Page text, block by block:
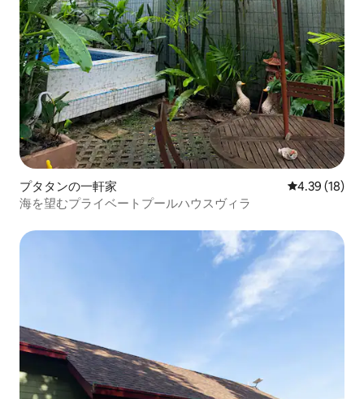
プタタンの一軒家 レビュー18
4.39 (18)
海を望むプライベートプールハウスヴィラ